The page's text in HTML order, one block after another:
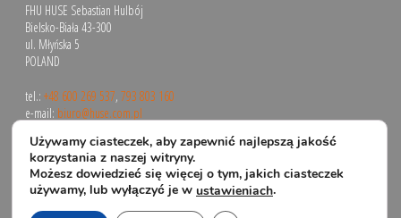
FHU HUSE Sebastian Hulbój
Bielsko-Biała 43-300
ul. Młyńska 5
POLAND
tel.:+48 600 269 537,793 803 160
e-mail: biuro@huse.com.pl
Używamy ciasteczek, aby zapewnić najlepszą jakość
korzystania z naszej witryny.
Możesz dowiedzieć się więcej o tym, jakich ciasteczek
używamy, lub wyłączyć je w ustawieniach.